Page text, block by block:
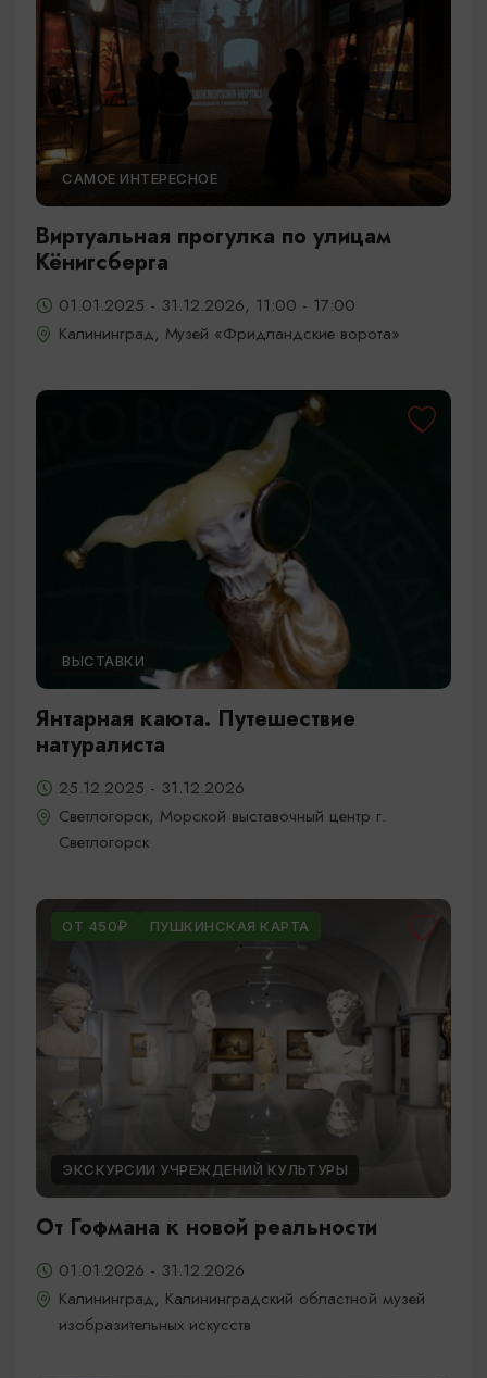
САМОЕ ИНТЕРЕСНОЕ
Виртуальная прогулка по улицам
Кёнигсберга
01.01.2025 - 31.12.2026, 11:00 - 17:00
Калининград, Музей «Фридландские ворота»
ВЫСТАВКИ
Янтарная каюта. Путешествие
натуралиста
25.12.2025 - 31.12.2026
Светлогорск, Морской выставочный центр г.
Светлогорск
ОТ 450₽ ПУШКИНСКАЯ КАРТА
ЭКСКУРСИИ УЧРЕЖДЕНИЙ КУЛЬТУРЫ
От Гофмана к новой реальности
01.01.2026 - 31.12.2026
Калининград, Калининградский областной музей
изобразительных искусств